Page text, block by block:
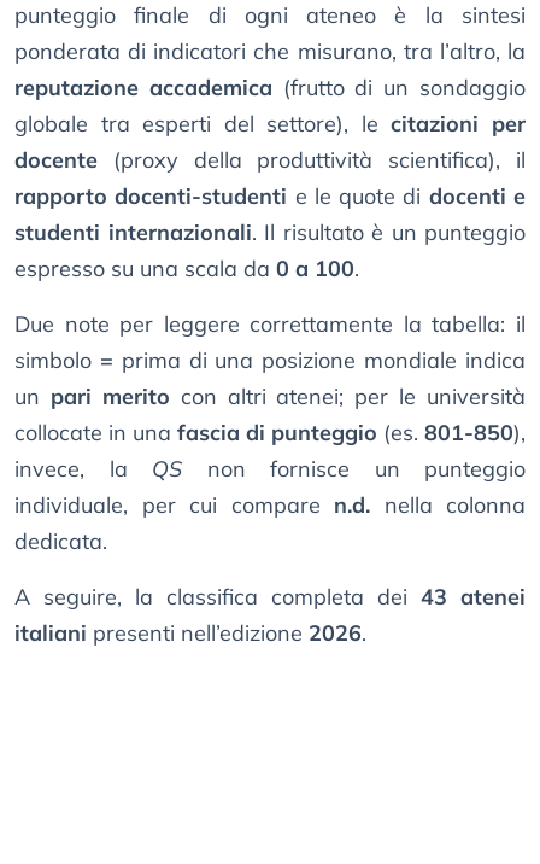
punteggio finale di ogni ateneo è la sintesi
ponderata di indicatori che misurano, tra l’altro, la
reputazione accademica (frutto di un sondaggio
globale tra esperti del settore), lecitazioni per
docente (proxy della produttività scientifica), il
rapporto docenti-studenti e le quote di docenti e
studenti internazionali. Il risultato è un punteggio
espresso su una scala da 0 a 100.
Due note per leggere correttamente la tabella: il
simbolo = prima di una posizione mondiale indica
un pari merito con altri atenei; per le università
collocate in una fascia di punteggio (es. 801-850),
invece, la QS non fornisce un punteggio
individuale, per cui compare n.d. nella colonna
dedicata.
A seguire, la classifica completa dei 43 atenei
italiani presenti nell’edizione 2026.